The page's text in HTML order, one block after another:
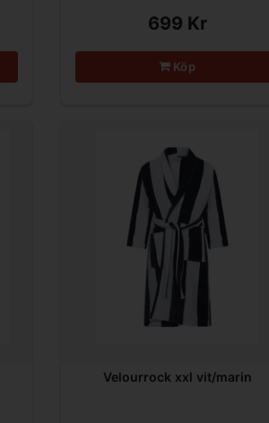
699 Kr
Köp
Velourrock xxl vit/marin